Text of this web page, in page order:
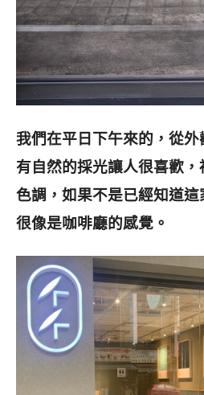
我們在平日下午來的，從外
有自然的採光讓人很喜歡
色調，如果不是已經知道
很像是咖啡廳的感覺 。